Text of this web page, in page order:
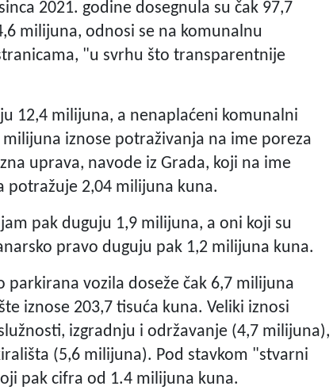
2021. godine dosegnula su čak 97,7
milijuna, odnosi se na komunalnu
"u svrhu što transparentnije
12,4 milijuna, a nenaplaćeni komunalni
iznose potraživanja na ime poreza
uprava, navode iz Grada, koji na ime
2,04 milijuna kuna.
pak duguju 1,9 milijuna, a oni koji su
pravo duguju pak 1,2 milijuna kuna.
vozila doseže čak 6,7 milijuna
iznose 203,7 tisuća kuna. Veliki iznosi
izgradnju i održavanje (4,7 milijuna),
(5,6 milijuna). Pod stavkom "stvarni
pak cifra od 1.4 milijuna kuna.